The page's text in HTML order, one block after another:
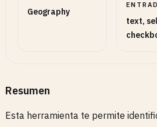
Geography
text,
Resumen
Esta herramienta te permite